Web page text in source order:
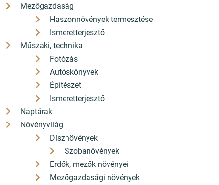
Mezőgazdaság
Haszonnövények termesztése
Ismeretterjesztő
Műszaki, technika
Fotózás
Autóskönyvek
Építészet
Ismeretterjesztő
Naptárak
Növényvilág
Dísznövények
Szobanövények
Erdők, mezők növényei
Mezőgazdasági növények